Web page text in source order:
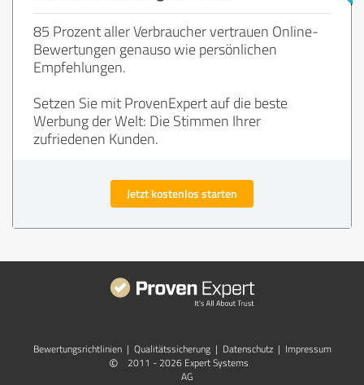
85 Prozent aller Verbraucher vertrauen Online-
Bewertungen genauso wie persönlichen
Empfehlungen.
Setzen Sie mit ProvenExpert auf die beste
Werbung der Welt: Die Stimmen Ihrer
zufriedenen Kunden.
Jetzt kostenlos starten
Bewertungs­richtlinien | Qualitätssicherung | Datenschutz | Impressum
©
2011 - 2026 Expert Systems
AG